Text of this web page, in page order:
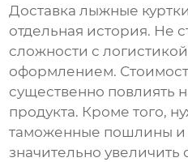
Доставкалыжные
отдельная история. Не
сложности с
оформлением.
существенно повлиять
продукта. Кроме того,
таможенные пошлины и
значительно